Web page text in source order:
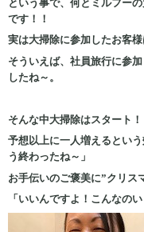
という事で、何とミルフー
です！！
実は大掃除に参加したお客
そういえば、社員旅行に参
したね～。
そんな中大掃除はスタート！
予想以上に一人増えるとい
う終わったね～」
お手伝いのご褒美に”クリス
「いいんですよ！こんなの